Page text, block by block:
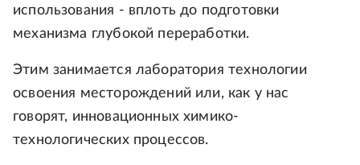
использования - вплоть до подготовки
механизма глубокой переработки.
Этим занимается лаборатория технологии
освоения месторождений или, как у нас
говорят, инновационных химико-
технологических процессов.